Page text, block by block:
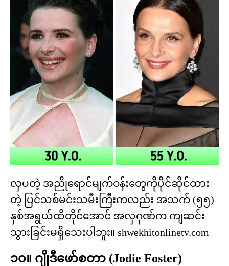
လှပတဲ့ အညိုရောင်မျက်ဝန်းတွေကိုပိုင်ဆိုင်ထား
တဲ့ ပြင်သစ်မင်းသမီးကြီးကလည်း အသက် (၅၅)
နှစ်အရွယ်ထိတိုင်အောင် အလှဂုဏ်က ကျဆင်း
သွားခြင်းမရှိသေးပါဘူး။ shwekhitonlinetv.com
၁၀။ ဂျိုဒီဖော်စတာ (Jodie Foster)